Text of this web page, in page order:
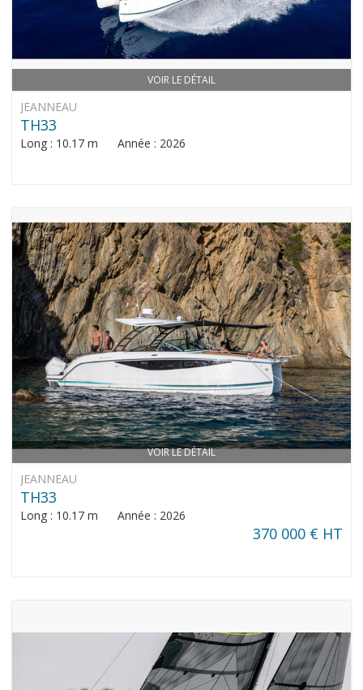
VOIR LE DÉTAIL
JEANNEAU
TH33
Long : 10.17 m Année : 2026
VOIR LE DÉTAIL
JEANNEAU
TH33
Long : 10.17 m Année : 2026
370 000 € HT